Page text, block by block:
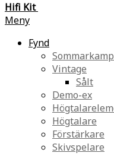
Hifi Kit
Meny
Fynd
Vintage
Sålt
Demo-ex
Högtalare
Förstärkare
Skivspelare